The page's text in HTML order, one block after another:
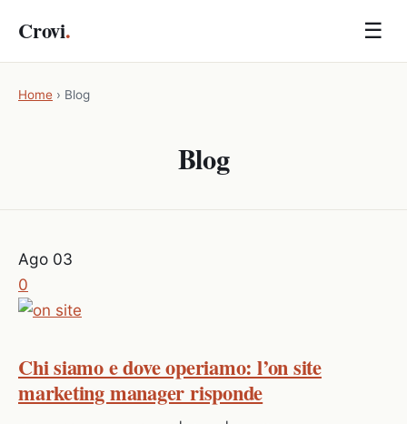
Crovi. ☰
Home › Blog
Blog
Ago 03
0
Chi siamo e dove operiamo: l’on site
marketing manager risponde